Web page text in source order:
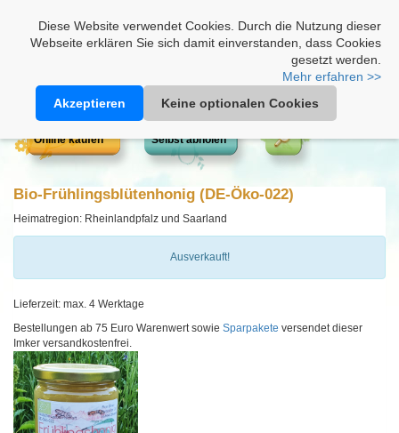
Diese Website verwendet Cookies. Durch die Nutzung dieser
Webseite erklären Sie sich damit einverstanden, dass Cookies
gesetzt werden.
Mehr erfahren >>
Akzeptieren
Keine optionalen Cookies
Online kaufen Selbst abholen
Bio-Frühlingsblütenhonig (DE-Öko-022)
Heimatregion: Rheinlandpfalz und Saarland
Ausverkauft!
Lieferzeit: max. 4 Werktage
Bestellungen ab 75 Euro Warenwert sowie Sparpakete versendet dieser
Imker versandkostenfrei.